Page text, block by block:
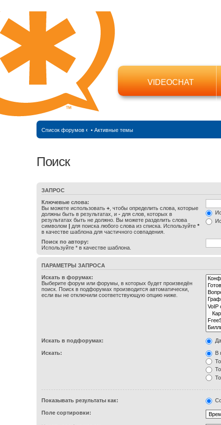
VIDEOCHAT
Список форумов ‹ • Активные темы
Поиск
ЗАПРОС
Ключевые слова:
Вы можете использовать +, чтобы определить слова, которые
должны быть в результатах, и -для слов, которых в
результатах быть не должно. Вы можете разделить слова
символом
для поиска любого слова из списка. Используйте *
в качестве шаблона для частичного совпадения.
Поиск по автору:
Используйте * в качестве шаблона.
ПАРАМЕТРЫ ЗАПРОСА
Искать в форумах:
Выберите форум или форумы, в которых будет произведён
поиск. Поиск в подфорумах производится автоматически,
если вы не отключили соответствующую опцию ниже.
Искать в подфорумах: Да
Искать:
В
Показывать результаты как:
Поле сортировки: